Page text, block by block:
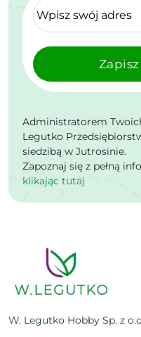
Administratorem
Legutko
siedzibą w Jutrosinie.
Zapoznaj się z pełną
klikając tutaj
W. Legutko Hobby Sp. z